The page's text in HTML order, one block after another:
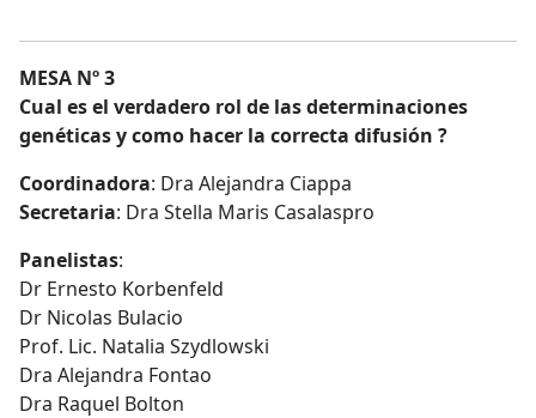
MESA Nº 3
Cual es el verdadero rol de las determinaciones
genéticas y como hacer la correcta difusión ?
Coordinadora: Dra Alejandra Ciappa
Secretaria: Dra Stella Maris Casalaspro
Panelistas:
Dr Ernesto Korbenfeld
Dr Nicolas Bulacio
Prof. Lic. Natalia Szydlowski
Dra Alejandra Fontao
Dra Raquel Bolton